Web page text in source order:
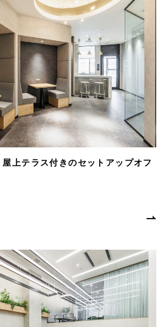
屋上テラス付きのセットアップオフ